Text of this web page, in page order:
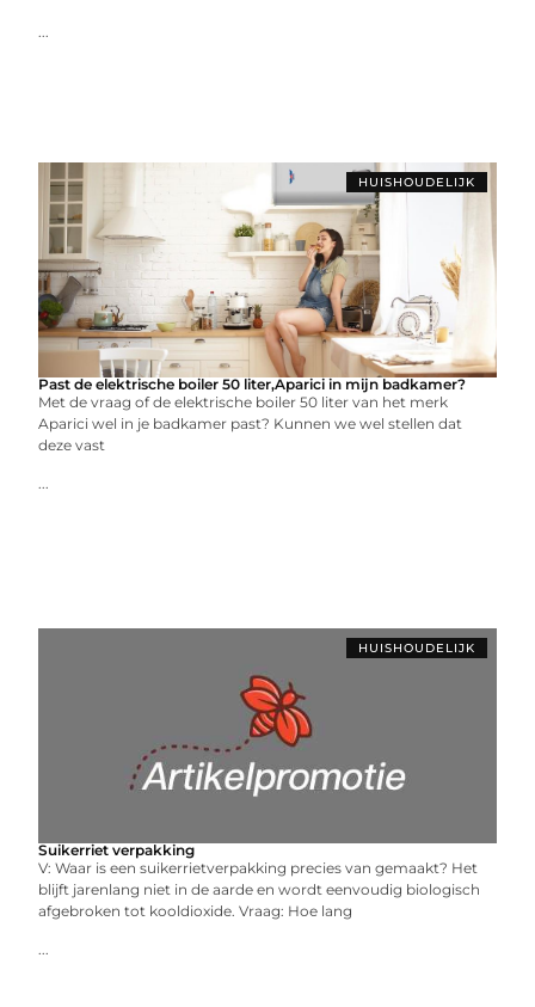
...
HUISHOUDELIJK
Past de elektrische boiler 50 liter,Aparici in mijn badkamer?
Met de vraag of de elektrische boiler 50 liter van het merk
Aparici wel in je badkamer past? Kunnen we wel stellen dat
deze vast
...
HUISHOUDELIJK
Suikerriet verpakking
V: Waar is een suikerrietverpakking precies van gemaakt? Het
blijft jarenlang niet in de aarde en wordt eenvoudig biologisch
afgebroken tot kooldioxide. Vraag: Hoe lang
...